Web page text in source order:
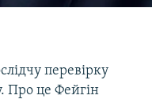
перевірку
Про це Фейгін